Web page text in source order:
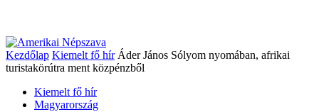
Kezdőlap Kiemelt fő hír Áder János Sólyom nyomában, afrikai
turistakörútra ment közpénzből
Kiemelt fő hír
Magyarország